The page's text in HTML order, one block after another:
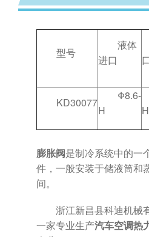
型号
液体
进口
KD30077
Φ8.6-
H
H
膨胀阀是制冷系统中的一
件，一般安装于储液筒和
间。
浙江新昌县科迪机械
一家专业生产汽车空调热